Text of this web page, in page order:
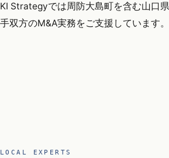
KI Strategyでは周防大島町を含む山口
手双方のM&A実務をご支援しています。
LOCAL EXPERTS